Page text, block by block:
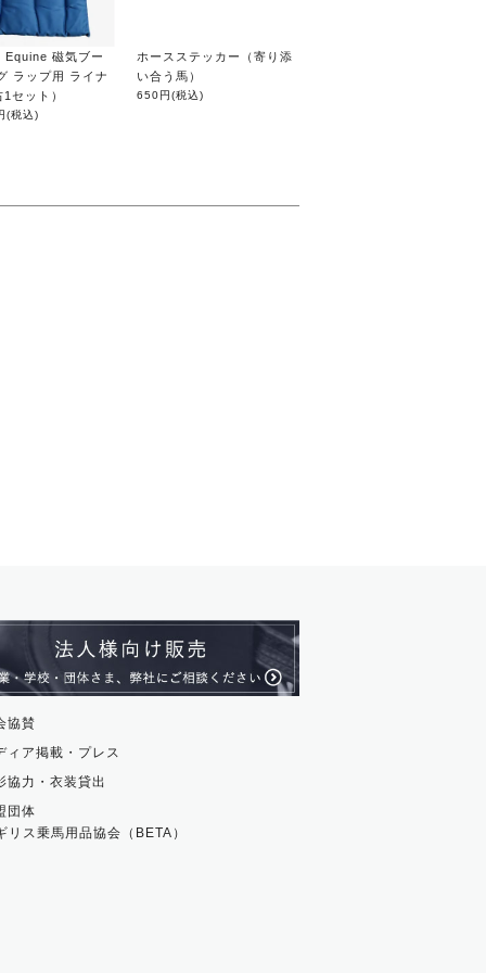
Equine 磁気ブー
ラップ用 ライナ
セット）
(税込)
ホースステッカー（寄り添
い合う馬）
650円(税込)
協賛
ィア掲載・プレス
協力・衣装貸出
団体
リス乗馬用品協会（BETA）